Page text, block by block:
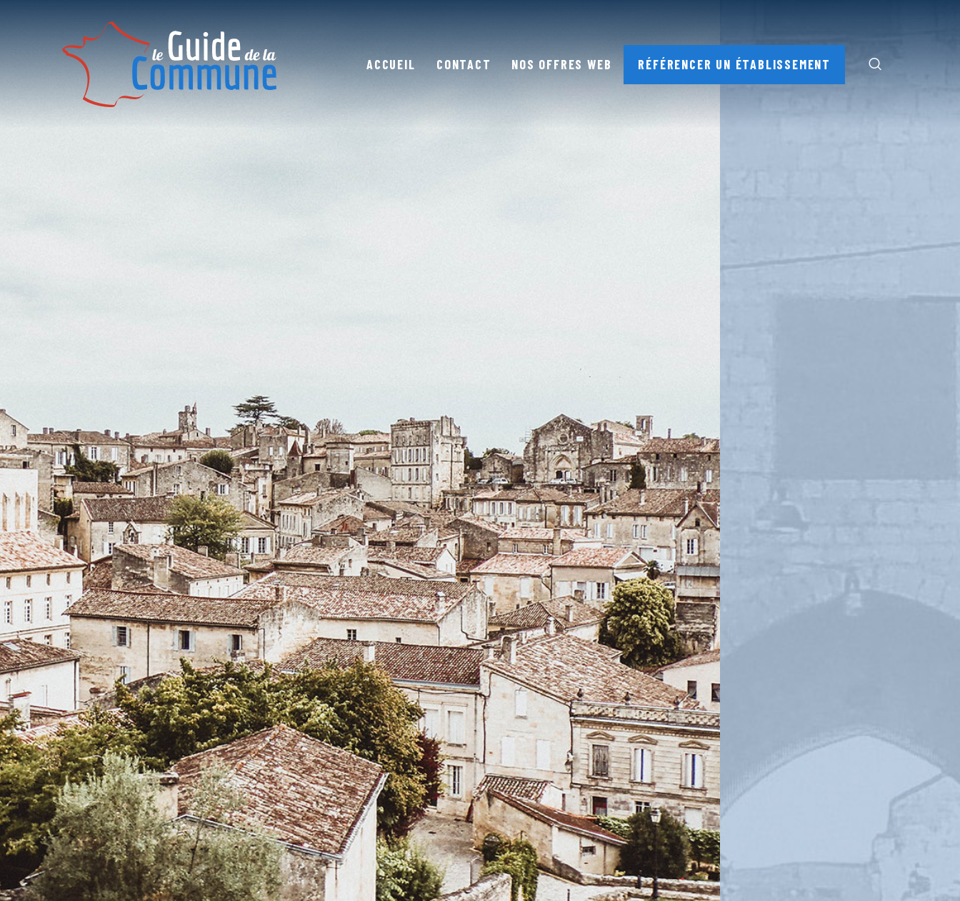
ACCUEIL CONTACT NOS OFFRES WEB RÉFÉRENCER UN ÉTABLISSEMENT